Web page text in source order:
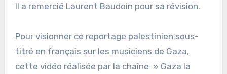
Il a remercié Laurent Baudoin pour sa révision.
Pour visionner ce reportage palestinien sous-
titré en français sur les musiciens de Gaza,
cette vidéo réalisée par la chaîne » Gaza la